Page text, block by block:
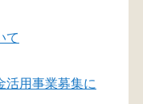
て
活用事業募集に